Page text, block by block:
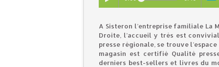
A Sisteron l’entreprise familiale La
Droite, l’accueil y très est
presse régionale, se trouve
magasin est certifié Qualité
derniers best-sellers et livres du